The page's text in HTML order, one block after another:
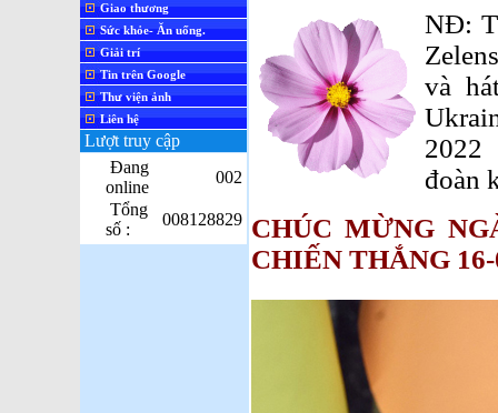
Giao thương
Sức khỏe- Ăn uống.
Giải trí
Tin trên Google
Thư viện ảnh
Liên hệ
Lượt truy cập
Đang
online
002
Tổng
số :
008128829
NĐ:
và
đoàn
CHÚC MỪNG
CHIẾN THẮNG